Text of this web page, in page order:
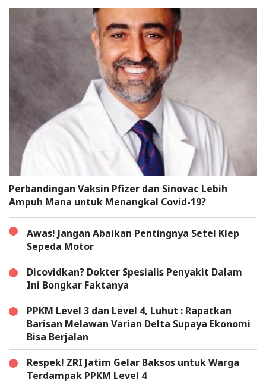
Perbandingan Vaksin Pfizer dan Sinovac Lebih
Ampuh Mana untuk Menangkal Covid-19?
Awas! Jangan Abaikan Pentingnya Setel Klep
Sepeda Motor
Dicovidkan? Dokter Spesialis Penyakit Dalam
Ini Bongkar Faktanya
PPKM Level 3 dan Level 4, Luhut : Rapatkan
Barisan Melawan Varian Delta Supaya Ekonomi
Bisa Berjalan
Respek! ZRI Jatim Gelar Baksos untuk Warga
Terdampak PPKM Level 4